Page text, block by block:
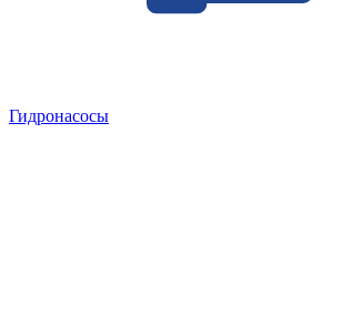
Гидронасосы